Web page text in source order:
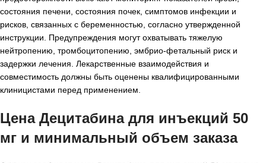
состояния печени, состояния почек, симптомов инфекции и
рисков, связанных с беременностью, согласно утвержденной
инструкции. Предупреждения могут охватывать тяжелую
нейтропению, тромбоцитопению, эмбрио-фетальный риск и
задержки лечения. Лекарственные взаимодействия и
совместимость должны быть оценены квалифицированными
клиницистами перед применением.
Цена Децитабина для инъекций 50
мг и минимальный объем заказа